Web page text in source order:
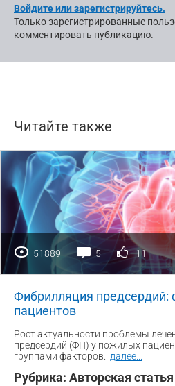
Войдите или зарегистрируйтесь.
Только зарегистрированные
комментировать публикацию.
Читайте также
51889 5 11
Фибрилляция предсердий:
пациентов
Рост актуальности проблемы
предсердий (ФП) у пожилых
группами факторов.
далее
Рубрика: Авторская статья